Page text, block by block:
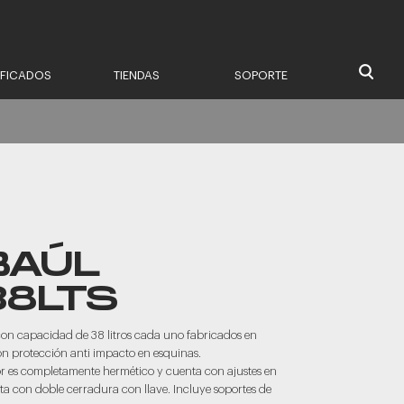
TIENDAS SOPORTE
capacidad de 38 litros cada uno fabricados en
protección anti impacto en esquinas.
es completamente hermético y cuenta con ajustes en
con doble cerradura con llave. Incluye soportes de